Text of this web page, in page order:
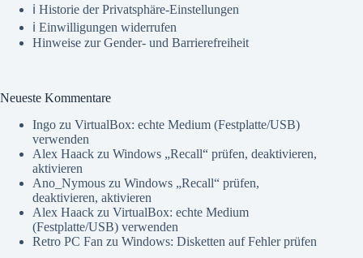
ℹ️ Historie der Privatsphäre-Einstellungen
ℹ️ Einwilligungen widerrufen
Hinweise zur Gender- und Barrierefreiheit
Neueste Kommentare
Ingo zu VirtualBox: echte Medium (Festplatte/USB)
verwenden
Alex Haack zu Windows „Recall“ prüfen, deaktivieren,
aktivieren
Ano_Nymous zu Windows „Recall“ prüfen,
deaktivieren, aktivieren
Alex Haack zu VirtualBox: echte Medium
(Festplatte/USB) verwenden
Retro PC Fan zu Windows: Disketten auf Fehler prüfen